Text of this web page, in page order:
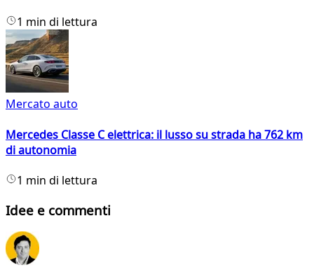
1 min di lettura
Mercato auto
Mercedes Classe C elettrica: il lusso su strada ha 762 km
di autonomia
1 min di lettura
Idee e commenti